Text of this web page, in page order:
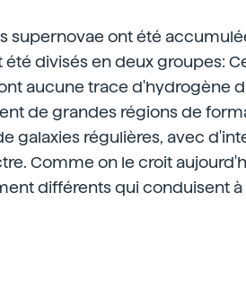
supernovae ont été
divisés en deux groupes:
aucune trace d'hydrogène
de grandes régions de
galaxies régulières, avec
Comme on le croit
différents qui conduisent à